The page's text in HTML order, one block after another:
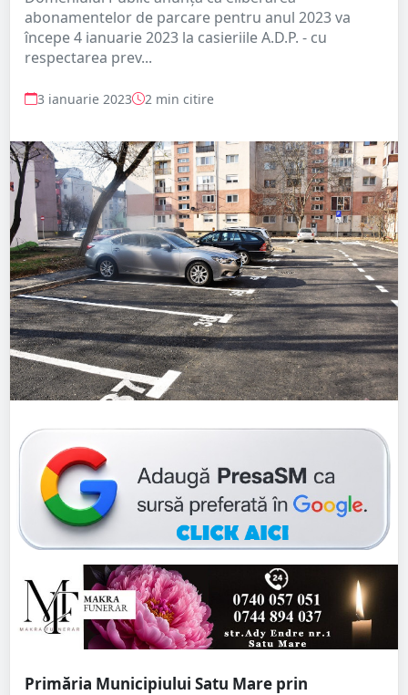
abonamentelor de parcare pentru anul 2023 va
începe 4 ianuarie 2023 la casieriile A.D.P. - cu
respectarea prev...
3 ianuarie 2023 2 min citire
Primăria Municipiului Satu Mare prin